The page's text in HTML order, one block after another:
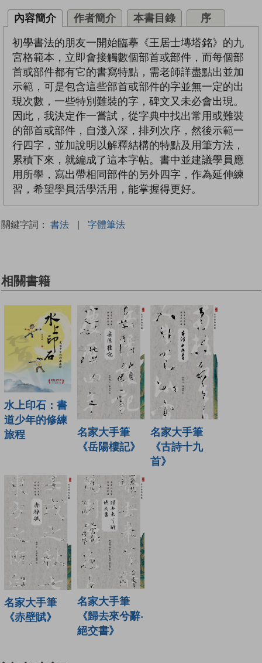
內容簡介 作者簡介 本書目錄 序
初學書法的朋友一開始臨摹《王居士塼塔銘》的九
宮格範本，立即會接觸數個部首或部件，而每個部
首或部件都有它的書寫特點，需老師詳盡點出並加
示範，可是包含這些部首或部件的字並無一定的出
現次數，一些特別難裝的字，碑文又未必會出現。
因此，我決定作一嘗試，從字典中找出常用或難裝
的部首或部件，自淺入深，排列次序，然後示範一
行四字，並加說明以解釋結構的特點及用筆方法，
累積下來，就編成了這本字帖。書中並建議學員應
用所學，寫出帶相同部件的另外四字，作為延伸練
習，希望學員活學活用，能掌握得更好。
關鍵字詞： 書法 | 字體筆法
相關書籍
水上印石：書
道少年的修練
旅程
名家大手筆
《岳陽樓記》
名家大手筆
《古詩十九
首》
名家大手筆
《赤壁賦》
名家大手筆
《歸去來兮辭‧
絕交書》